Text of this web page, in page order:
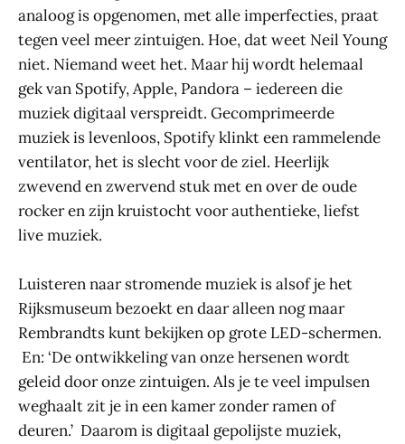
analoog is opgenomen, met alle imperfecties, praat
tegen veel meer zintuigen. Hoe, dat weet Neil Young
niet. Niemand weet het. Maar hij wordt helemaal
gek van Spotify, Apple, Pandora – iedereen die
muziek digitaal verspreidt. Gecomprimeerde
muziek is levenloos, Spotify klinkt een rammelende
ventilator, het is slecht voor de ziel. Heerlijk
zwevend en zwervend stuk met en over de oude
rocker en zijn kruistocht voor authentieke, liefst
live muziek.
Luisteren naar stromende muziek is alsof je het
Rijksmuseum bezoekt en daar alleen nog maar
Rembrandts kunt bekijken op grote LED-schermen.
En: ‘De ontwikkeling van onze hersenen wordt
geleid door onze zintuigen. Als je te veel impulsen
weghaalt zit je in een kamer zonder ramen of
deuren.’ Daarom is digitaal gepolijste muziek,